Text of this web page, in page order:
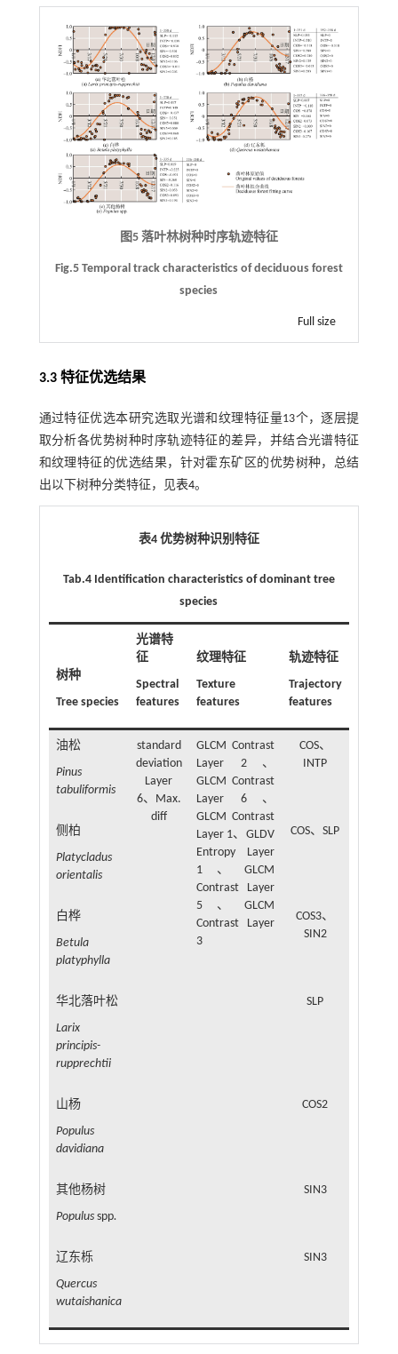
图5 落叶林树种时序轨迹特征
Fig.5 Temporal track characteristics of deciduous forest
species
Full size
3.3 特征优选结果
通过特征优选本研究选取光谱和纹理特征量13个，逐层提
取分析各优势树种时序轨迹特征的差异，并结合光谱特征
和纹理特征的优选结果，针对霍东矿区的优势树种，总结
出以下树种分类特征，见表4。
表4 优势树种识别特征
Tab.4 Identification characteristics of dominant tree
species
树种
Tree species
光谱特
征
Spectral
features
纹理特征
Texture
features
轨迹特征
Trajectory
features
油松
Pinus
tabuliformis
standard
deviation
Layer
6、Max.
diff
GLCM Contrast
Layer 2、
GLCM Contrast
Layer 6、
GLCM Contrast
Layer 1、GLDV
Entropy Layer
1、GLCM
Contrast Layer
5、GLCM
Contrast Layer
3
COS、
INTP
侧柏
Platycladus
orientalis
COS、SLP
白桦
Betula
platyphylla
COS3、
SIN2
华北落叶松
Larix
principis-
rupprechtii
SLP
山杨
Populus
davidiana
COS2
其他杨树
Populusspp.
SIN3
辽东栎
Quercus
wutaishanica
SIN3